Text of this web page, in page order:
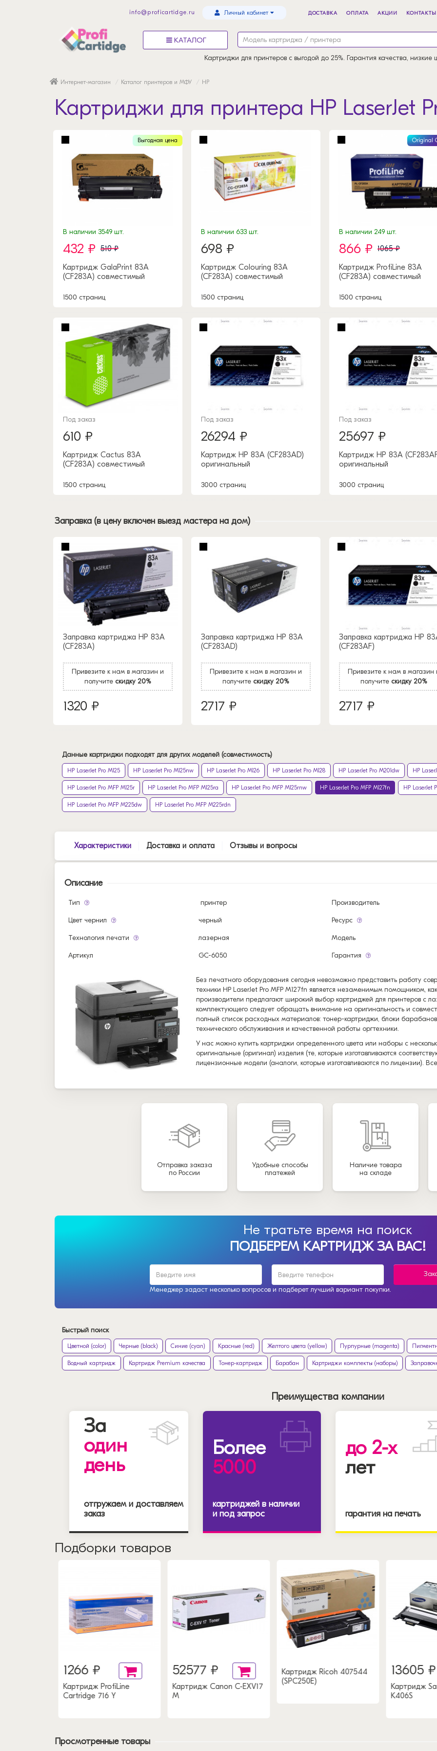
info@proficartidge.ru Личный кабинет ДОСТАВКА ОПЛАТА АКЦИИ КОНТАКТЫ
КАТАЛОГ
Картриджи для принтеров с выгодой до 25%. Гарантия качества, низкие
Интернет-магазин Каталог принтеров и МФУ HP
Картриджи для принтера HP LaserJet
Выгодная цена
В наличии 3549 шт.
432 ₽ 510 ₽
Картридж GalaPrint 83A
(CF283A) совместимый
1500 страниц
В наличии 633 шт.
698 ₽
Картридж Colouring 83A
(CF283A) совместимый
1500 страниц
Original
В наличии 249 шт.
866 ₽ 1065 ₽
Картридж ProfiLine 83A
(CF283A) совместимый
1500 страниц
Под заказ
610 ₽
Картридж Cactus 83A
(CF283A) совместимый
1500 страниц
Под заказ
26294 ₽
Картридж HP 83A (CF283AD)
оригинальный
3000 страниц
Под заказ
25697 ₽
Картридж HP 83A
оригинальный
3000 страниц
Заправка (в цену включен выезд мастера на дом)
Заправка картриджа HP 83A
(CF283A)
Привезите к нам в магазин и
получите скидку 20%
1320 ₽
Заправка картриджа HP 83A
(CF283AD)
Привезите к нам в магазин и
получите скидку 20%
2717 ₽
Заправка картриджа HP
(CF283AF)
Привезите к нам в магазин
получите скидку 20%
2717 ₽
Данные картриджи подходят для других моделей (совместимость)
HP LaserJet Pro M125 HP LaserJet Pro M125nw HP LaserJet Pro M126 HP LaserJet Pro M128 HP LaserJet Pro M201dw HP
HP LaserJet Pro MFP M125r HP LaserJet Pro MFP M125ra HP LaserJet Pro MFP M125rnw HP LaserJet Pro MFP M127fn HP LaserJet
HP LaserJet Pro MFP M225dw HP LaserJet Pro MFP M225rdn
Характеристики Доставка и оплата Отзывы и вопросы
Описание
Тип принтер Производитель
Цвет чернил черный Ресурс
Технология печати лазерная Модель
Артикул GC-6050 Гарантия
Без печатного оборудования сегодня невозможно представить работу
техники HP LaserJet Pro MFP M127fn является незаменимым помощником,
производители предлагают широкий выбор картриджей для принтеров с
комплектующего следует обращать внимание на оригинальность и
полный список расходных материалов: тонер-картриджи, блоки
технического обслуживания и качественной работы оргтехники.
У нас можно купить картриджи определенного цвета или наборы с
оригинальные (оригинал) изделия (те, которые изготавливаются
лицензионные модели (аналоги, которые изготавливаются по лицензии).
Отправка заказа
по России
Удобные способы
платежей
Наличие товара
на складе
Не тратьте время на поиск
ПОДБЕРЕМ КАРТРИДЖ ЗА ВАС!
Менеджер задаст несколько вопросов и подберет лучший вариант покупки.
Быстрый поиск
Цветной (color) Черные (black) Синие (cyan) Красные (red) Желтого цвета (yellow) Пурпурные (magenta)
Водный картридж Картридж Premium качества Тонер-картридж Барабан Картриджи комплекты (наборы)
Преимущества компании
За
один
день
отгружаем и доставляем
заказ
Более
5000
картриджей в наличии
и под запрос
до 2-х
лет
гарантия на печать
Подборки товаров
1266 ₽
Картридж ProfiLine
Cartridge 716 Y
52577 ₽
Картридж Canon C-EXV17
M
Картридж Ricoh 407544
(SPC250E)
13605 ₽
Картридж
K406S
Просмотренные товары